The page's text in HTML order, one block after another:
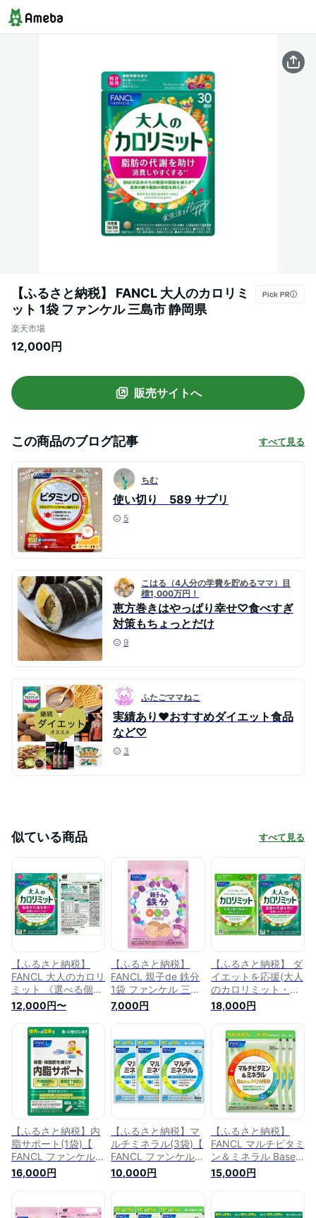
【ふるさと納税】 FANCL 大人のカロリミ
ット 1袋 ファンケル 三島市 静岡県
楽天市場
12,000円
販売サイトへ
この商品のブログ記事 すべて見る
ちむ
使い切り 589 サプリ
5
こはる（4人分の学費を貯めるママ）目
標1,000万円！
恵方巻きはやっぱり幸せ♡食べすぎ
対策もちょっとだけ
9
ふたごママねこ
実績あり❤︎おすすめダイエット食品
など♡
3
似ている商品 すべて見る
【ふるさと納税】
FANCL 大人のカロリ
ミット 《選べる個
数・回数》 ファンケ
ル 三島市 静岡県
12,000円〜
【ふるさと納税】
FANCL 親子de 鉄分
1袋 ファンケル 三島
市 静岡県
7,000円
【ふるさと納税】 ダ
イエットを応援(大人
のカロリミット・カ
ロリミット) FANCL
ファンケル サプリメ
ント 健康食品 大人
の カロリミット 食
事の糖や脂肪の吸収
を抑えます 機能性表
示食品 静岡県 三島
18,000円
【ふるさと納税】内
脂サポート(1袋)【
FANCL ファンケル
サプリメント 健康食
品 静岡県 三島市 】
16,000円
【ふるさと納税】マ
ルチミネラル(3袋)【
FANCL ファンケル
サプリメント 健康食
品 静岡県 三島市 】
10,000円
【ふるさと納税】
FANCL マルチビタミ
ン＆ミネラル Base
POWER 3袋 ファン
ケル 三島市 静岡県
15,000円